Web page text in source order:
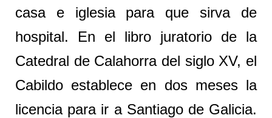
casa e iglesia para que sirva de
hospital. En el libro juratorio de la
Catedral de Calahorra del siglo XV, el
Cabildo establece en dos meses la
licencia para ir a Santiago de Galicia.